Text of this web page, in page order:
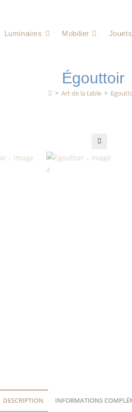
Luminaires Mobilier Jouets
Égouttoir
> Art de la table >
🔍
DESCRIPTION INFORMATIONS